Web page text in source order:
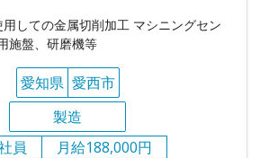
しての金属切削加工 マシニングセン
施盤、研磨機等
愛知県 愛西市
製造
員
月給188,000円